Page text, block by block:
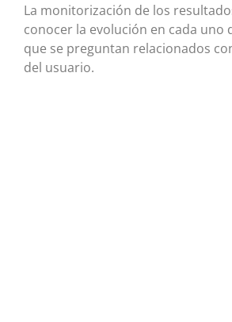
La monitorización de los
conocer la evolución en cada uno
que se preguntan relacionados
del usuario.